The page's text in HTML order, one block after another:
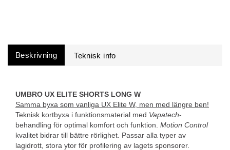
Beskrivning
UMBRO UX ELITE SHORTS LONG W
Samma byxa som vanliga UX Elite W, men med längre ben!
Teknisk kortbyxa i funktionsmaterial med Vapatech-
behandling för optimal komfort och funktion. Motion Control
kvalitet bidrar till bättre rörlighet. Passar alla typer av
lagidrott, stora ytor för profilering av lagets sponsorer.